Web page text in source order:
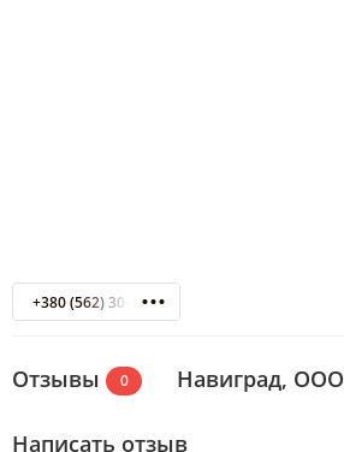
+380 (562) 30-59-59
Отзывы 0 Навиград, ООО
Написать отзыв